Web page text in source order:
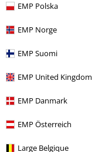
EMP Polska
EMP Norge
EMP Suomi
EMP United Kingdom
EMP Danmark
EMP Österreich
Large Belgique
Meer categorieën.